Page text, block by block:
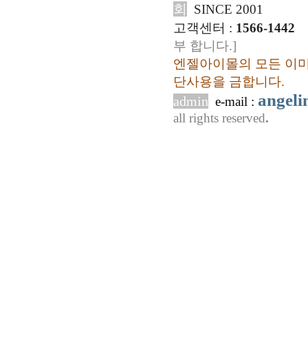
회
SINCE 2001
고객센터 : 1566-1442
부 합니다.]
엔젤아이몰의 모든 이
단사용을 금합니다.
admin e-mail :
all rights reserved.